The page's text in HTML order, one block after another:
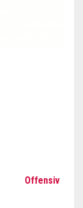
Offensiv